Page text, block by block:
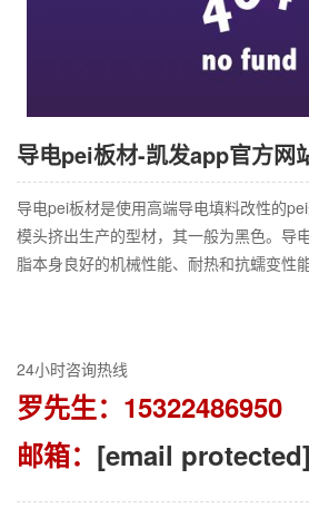
导电pei板材-凯发app官方网
导电pei板材是使用高端导电填料改性的
模头挤出生产的型材，其一般为黑色。导
脂本身良好的机械性能、耐热和抗蠕变性
24小时咨询热线
罗先生：15322486950
邮箱： [email protected]